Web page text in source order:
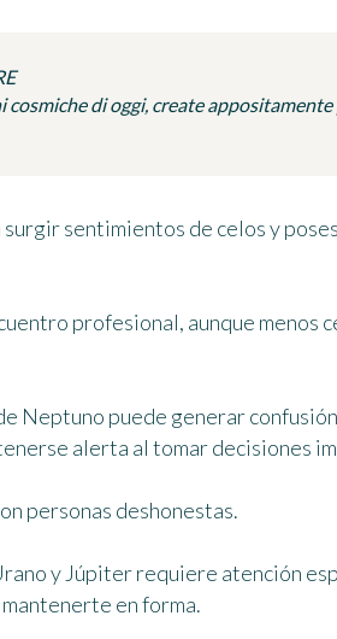
di oggi, create appositamente
sentimientos de celos y
profesional, aunque menos
Neptuno puede generar
alerta al tomar decisiones
personas deshonestas.
y Júpiter requiere atención
en forma.